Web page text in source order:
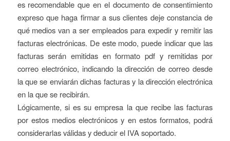
es recomendable que en el documento de consentimiento
expreso que haga firmar a sus clientes deje constancia de
qué medios van a ser empleados para expedir y remitir las
facturas electrónicas. De este modo, puede indicar que las
facturas serán emitidas en formato pdf y remitidas por
correo electrónico, indicando la dirección de correo desde
la que se enviarán dichas facturas y la dirección electrónica
en la que se recibirán.
Lógicamente, si es su empresa la que recibe las facturas
por estos medios electrónicos y en estos formatos, podrá
considerarlas válidas y deducir el IVA soportado.